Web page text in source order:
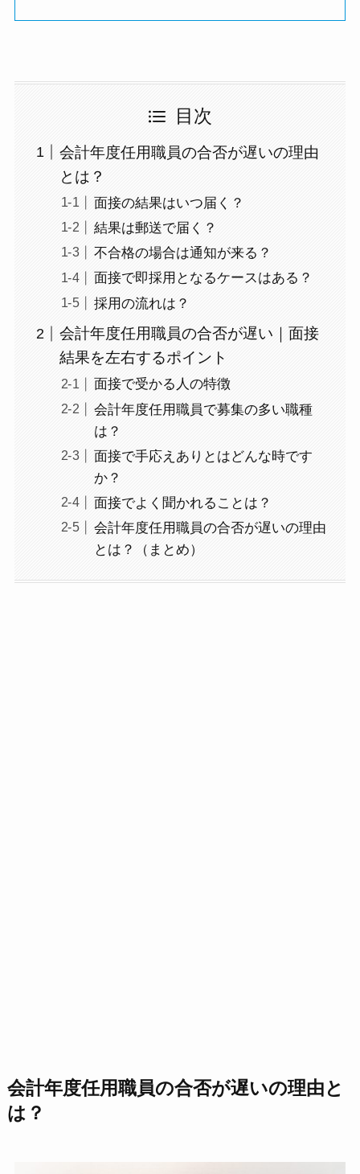
目次
会計年度任用職員の合否が遅いの理由
とは？
面接の結果はいつ届く？
結果は郵送で届く？
不合格の場合は通知が来る？
面接で即採用となるケースはある？
採用の流れは？
会計年度任用職員の合否が遅い｜面接
結果を左右するポイント
面接で受かる人の特徴
会計年度任用職員で募集の多い職種
は？
面接で手応えありとはどんな時です
か？
面接でよく聞かれることは？
会計年度任用職員の合否が遅いの理由
とは？（まとめ）
会計年度任用職員の合否が遅いの理由と
は？